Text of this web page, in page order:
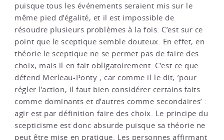
puisque tous les événements seraient mis sur le
même pied d’égalité, et il est impossible de
résoudre plusieurs problèmes à la fois. C’est sur ce
point que le sceptique semble douteux. En effet, en
théorie le sceptique ne se permet pas de faire des
choix, mais il en fait obligatoirement. C’est ce que
défend Merleau-Ponty ; car comme il le dit, ’pour
régler l’action, il faut bien considérer certains faits
comme dominants et d’autres comme secondaires’ :
agir est par définition faire des choix. Le principe du
scepticisme est donc absurde puisque sa théorie ne
peut être mise en pratique. Les personnes affirmant